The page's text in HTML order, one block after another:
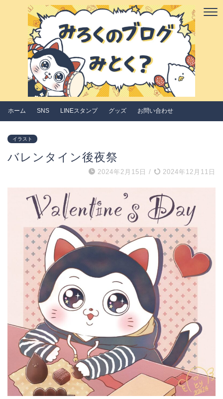
ホーム SNS LINEスタンプ グッズ お問い合わせ
イラスト
バレンタイン後夜祭
2024年2月15日 / 2024年12月11日